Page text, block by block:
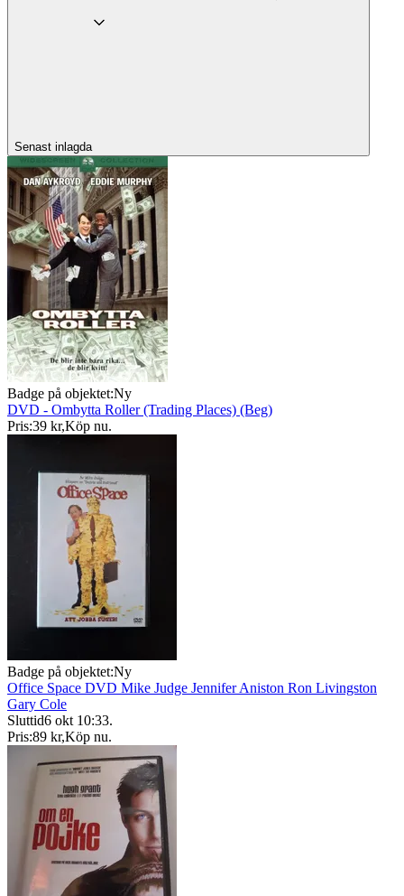
Senast inlagda
Badge på objektet:Ny
DVD - Ombytta Roller (Trading Places) (Beg)
Pris:39 kr,Köp nu.
Badge på objektet:Ny
Office Space DVD Mike Judge Jennifer Aniston Ron Livingston
Gary Cole
Sluttid6 okt 10:33.
Pris:89 kr,Köp nu.